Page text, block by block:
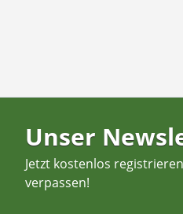
Unser
Jetzt kostenlos
verpassen!